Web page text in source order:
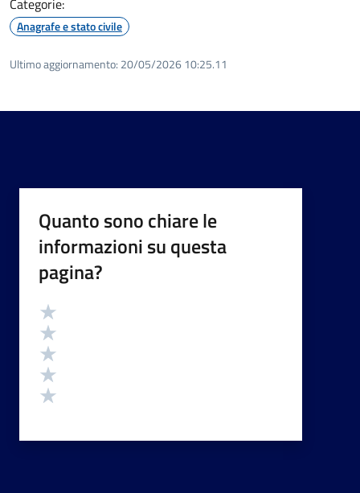
Anagrafe e stato civile
Ultimo aggiornamento: 20/05/2026 10:25.11
Quanto sono chiare le
informazioni su questa
pagina?
Valutazione